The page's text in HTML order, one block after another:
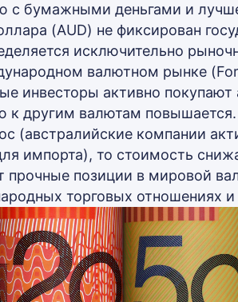
с бумажными деньгами и
(AUD) не фиксирован
исключительно
валютном рынке
инвесторы активно покупают
к другим валютам
(австралийские компании
импорта), то стоимость
прочные позиции в мировой
торговых отношениях и